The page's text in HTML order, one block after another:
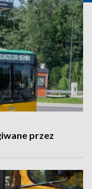
przez